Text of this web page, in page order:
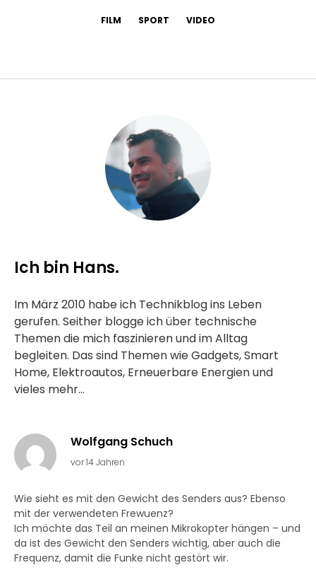
FILM SPORT VIDEO
Ich bin Hans.
Im März 2010 habe ich Technikblog ins Leben
gerufen. Seither blogge ich über technische
Themen die mich faszinieren und im Alltag
begleiten. Das sind Themen wie Gadgets, Smart
Home, Elektroautos, Erneuerbare Energien und
vieles mehr...
Wolfgang Schuch
vor 14 Jahren
Wie sieht es mit den Gewicht des Senders aus? Ebenso
mit der verwendeten Frewuenz?
Ich möchte das Teil an meinen Mikrokopter hängen – und
da ist des Gewicht den Senders wichtig, aber auch die
Frequenz, damit die Funke nicht gestört wir.